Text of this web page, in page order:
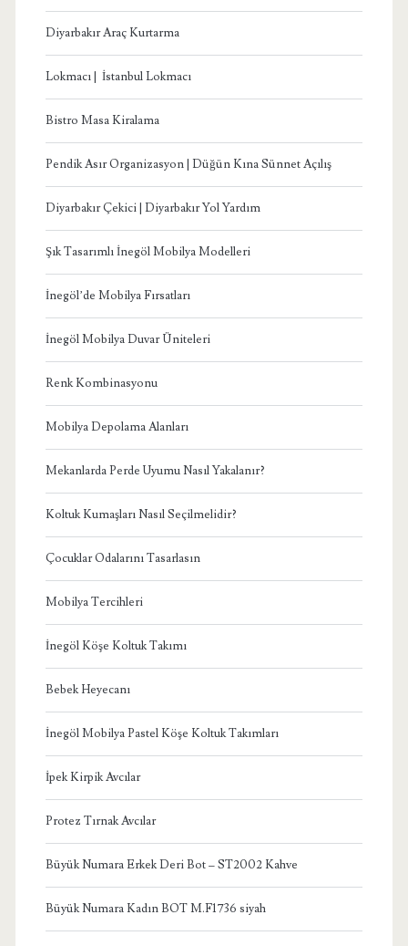
Diyarbakır Araç Kurtarma
Lokmacı | İstanbul Lokmacı
Bistro Masa Kiralama
Pendik Asır Organizasyon | Düğün Kına Sünnet Açılış
Diyarbakır Çekici | Diyarbakır Yol Yardım
Şık Tasarımlı İnegöl Mobilya Modelleri
İnegöl’de Mobilya Fırsatları
İnegöl Mobilya Duvar Üniteleri
Renk Kombinasyonu
Mobilya Depolama Alanları
Mekanlarda Perde Uyumu Nasıl Yakalanır?
Koltuk Kumaşları Nasıl Seçilmelidir?
Çocuklar Odalarını Tasarlasın
Mobilya Tercihleri
İnegöl Köşe Koltuk Takımı
Bebek Heyecanı
İnegöl Mobilya Pastel Köşe Koltuk Takımları
İpek Kirpik Avcılar
Protez Tırnak Avcılar
Büyük Numara Erkek Deri Bot – ST2002 Kahve
Büyük Numara Kadın BOT M.F1736 siyah